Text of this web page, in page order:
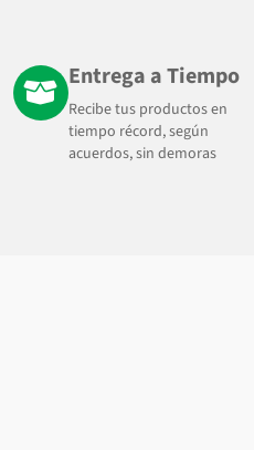
Entrega a Tiempo
Recibe tus productos en
tiempo récord, según
acuerdos, sin demoras